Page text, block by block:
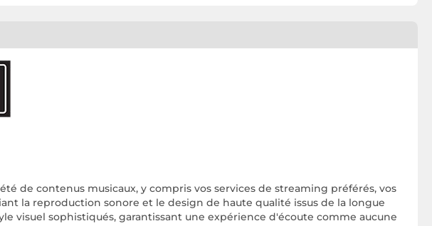
de contenus musicaux, y compris vos services de streaming préférés, vos
la reproduction sonore et le design de haute qualité issus de la longue
visuel sophistiqués, garantissant une expérience d'écoute comme aucune